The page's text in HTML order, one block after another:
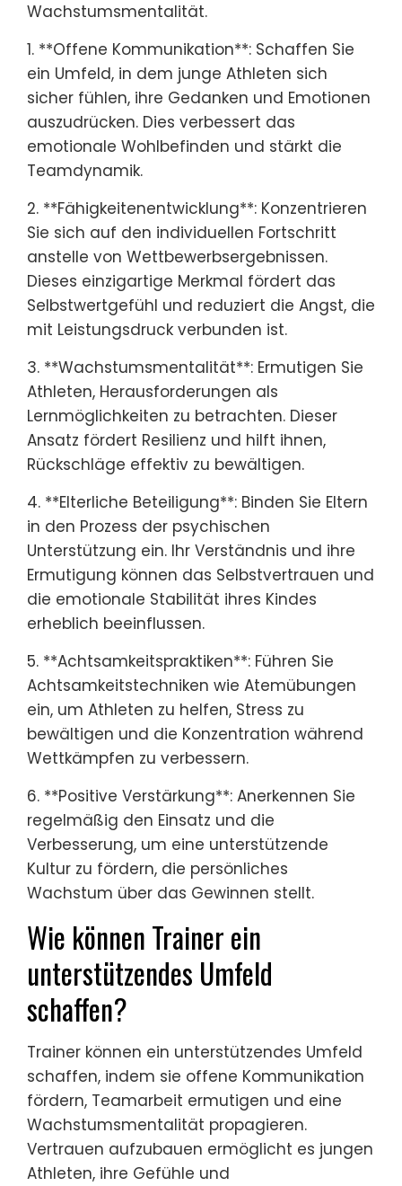
Wachstumsmentalität.
1. **Offene Kommunikation**: Schaffen Sie
ein Umfeld, in dem junge Athleten sich
sicher fühlen, ihre Gedanken und Emotionen
auszudrücken. Dies verbessert das
emotionale Wohlbefinden und stärkt die
Teamdynamik.
2. **Fähigkeitenentwicklung**: Konzentrieren
Sie sich auf den individuellen Fortschritt
anstelle von Wettbewerbsergebnissen.
Dieses einzigartige Merkmal fördert das
Selbstwertgefühl und reduziert die Angst, die
mit Leistungsdruck verbunden ist.
3. **Wachstumsmentalität**: Ermutigen Sie
Athleten, Herausforderungen als
Lernmöglichkeiten zu betrachten. Dieser
Ansatz fördert Resilienz und hilft ihnen,
Rückschläge effektiv zu bewältigen.
4. **Elterliche Beteiligung**: Binden Sie Eltern
in den Prozess der psychischen
Unterstützung ein. Ihr Verständnis und ihre
Ermutigung können das Selbstvertrauen und
die emotionale Stabilität ihres Kindes
erheblich beeinflussen.
5. **Achtsamkeitspraktiken**: Führen Sie
Achtsamkeitstechniken wie Atemübungen
ein, um Athleten zu helfen, Stress zu
bewältigen und die Konzentration während
Wettkämpfen zu verbessern.
6. **Positive Verstärkung**: Anerkennen Sie
regelmäßig den Einsatz und die
Verbesserung, um eine unterstützende
Kultur zu fördern, die persönliches
Wachstum über das Gewinnen stellt.
Wie können Trainer ein
unterstützendes Umfeld
schaffen?
Trainer können ein unterstützendes Umfeld
schaffen, indem sie offene Kommunikation
fördern, Teamarbeit ermutigen und eine
Wachstumsmentalität propagieren.
Vertrauen aufzubauen ermöglicht es jungen
Athleten, ihre Gefühle und